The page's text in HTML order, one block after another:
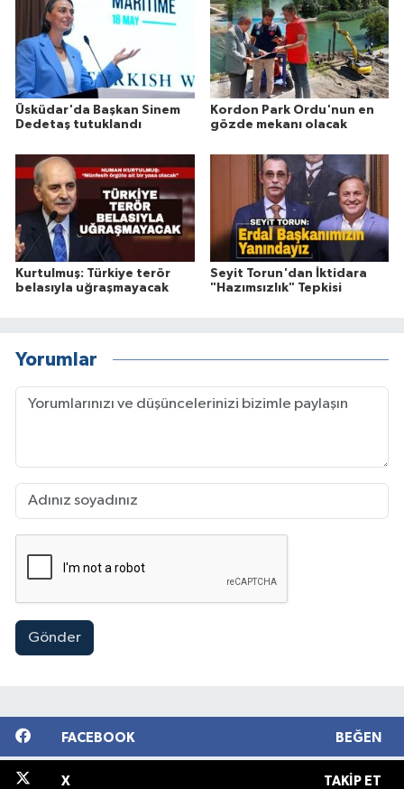
Üsküdar'da Başkan Sinem
Dedetaş tutuklandı
Kordon Park Ordu'nun en
gözde mekanı olacak
Kurtulmuş: Türkiye terör
belasıyla uğraşmayacak
Seyit Torun'dan İktidara
"Hazımsızlık" Tepkisi
Yorumlar
Gönder
FACEBOOK BEĞEN
X TAKIP ET